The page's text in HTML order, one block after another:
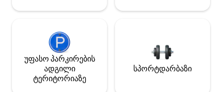
უფასო პარკირების
ადგილი
ტერიტორიაზე
სპორტდარბაზი